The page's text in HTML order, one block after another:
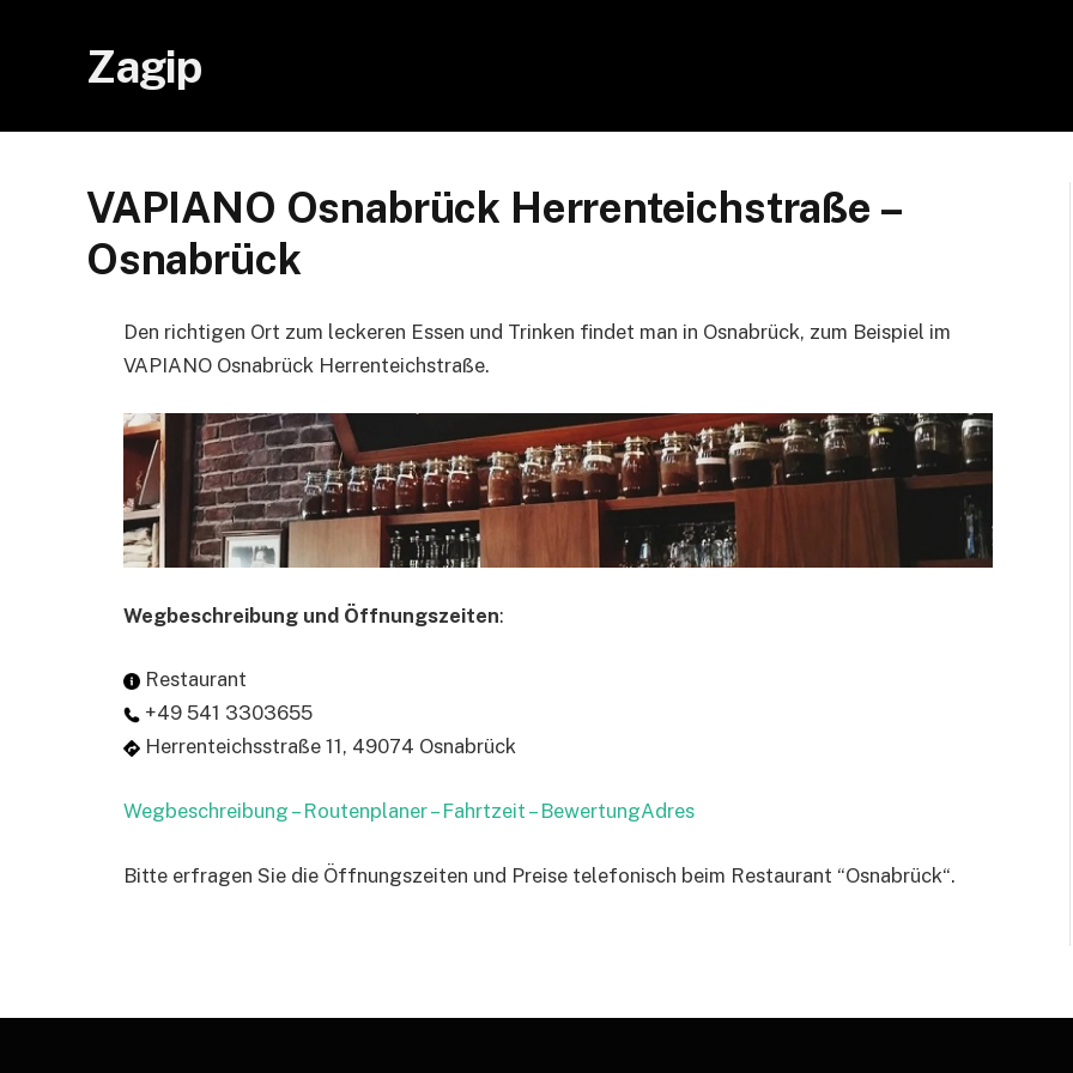
Zagip
VAPIANO Osnabrück Herrenteichstraße –
Osnabrück
Den richtigen Ort zum leckeren Essen und Trinken findet man in Osnabrück, zum Beispiel im
VAPIANO Osnabrück Herrenteichstraße.
Wegbeschreibung und Öffnungszeiten:
Restaurant
+49 541 3303655
Herrenteichsstraße 11, 49074 Osnabrück
Wegbeschreibung – Routenplaner – Fahrtzeit – BewertungAdres
Bitte erfragen Sie die Öffnungszeiten und Preise telefonisch beim Restaurant “Osnabrück“.